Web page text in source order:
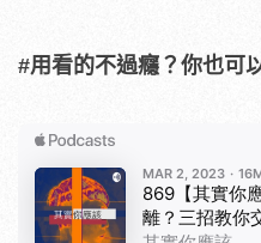
#用看的不過癮？你也可